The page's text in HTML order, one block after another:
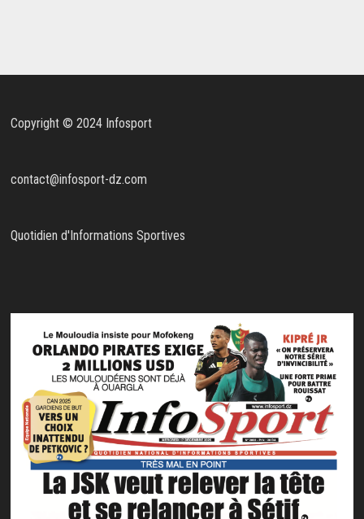
Copyright © 2024 Infosport
contact@infosport-dz.com
Quotidien d'Informations Sportives